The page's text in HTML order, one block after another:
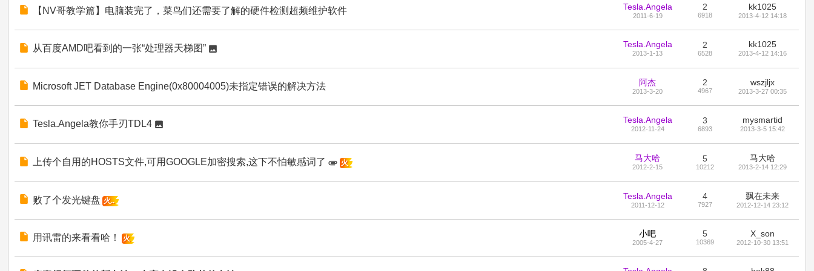
【NV哥教学篇】电脑装完了，菜鸟们还需要了解的硬件检测超频维护软件 Tesla.Angela
2011-6-19
2
6918
kk1025
2013-4-12 14:18
从百度AMD吧看到的一张“处理器天梯图” Tesla.Angela
2013-1-13
2
6528
kk1025
2013-4-12 14:16
Microsoft JET Database Engine(0x80004005)未指定错误的解决方法 阿杰
2013-3-20
2
4967
wszjljx
2013-3-27 00:35
Tesla.Angela教你手刃TDL4 Tesla.Angela
2012-11-24
3
6893
mysmartid
2013-3-5 15:42
上传个自用的HOSTS文件,可用GOOGLE加密搜索,这下不怕敏感词了 火
马大哈
2012-2-15
5
10212
马大哈
2013-2-14 12:29
败了个发光键盘 火..
Tesla.Angela
2011-12-12
4
7927
飘在未来
2012-12-14 23:12
用讯雷的来看看哈！ 火
小吧
2005-4-27
5
10369
X_son
2012-10-30 13:51